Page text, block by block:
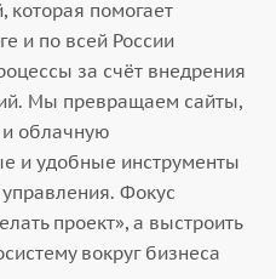
помогает
и по всей России
за счёт внедрения
Мы превращаем сайты,
и облачную
и удобные инструменты
Фокус
проект», а выстроить
вокруг бизнеса